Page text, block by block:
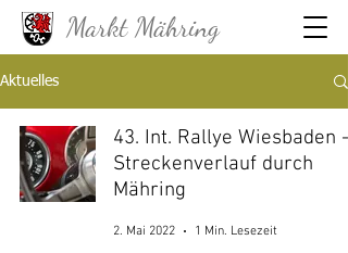
Markt Mähring
Aktuelles
43. Int. Rallye Wiesbaden -
Streckenverlauf durch
Mähring
2. Mai 2022 1 Min. Lesezeit